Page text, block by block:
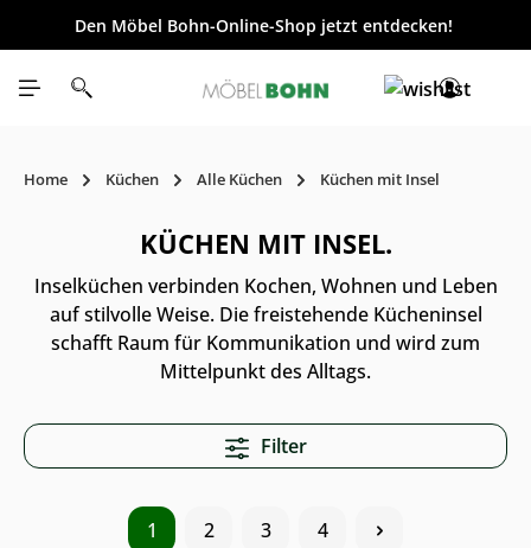
springen
Den Möbel Bohn-Online-Shop jetzt entdecken!
Home Küchen Alle Küchen Küchen mit Insel
KÜCHEN MIT INSEL.
Inselküchen verbinden Kochen, Wohnen und Leben
auf stilvolle Weise. Die freistehende Kücheninsel
schafft Raum für Kommunikation und wird zum
Mittelpunkt des Alltags.
Filter
1 2 3 4